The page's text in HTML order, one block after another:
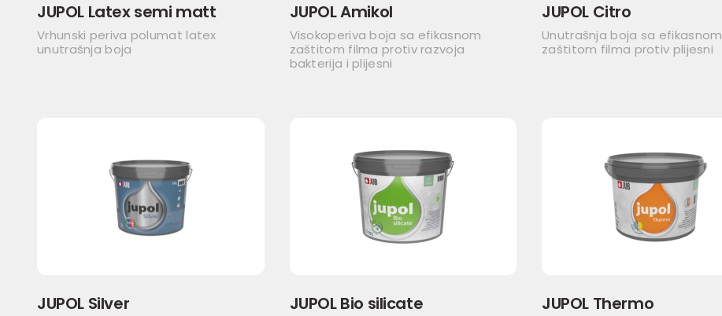
JUPOL Latex semi matt
Vrhunski periva polumat latex
unutrašnja boja
JUPOL Amikol
Visokoperiva boja sa efikasnom
zaštitom filma protiv razvoja
bakterija i plijesni
JUPOL Citro
Unutrašnja boja sa efikasnom
zaštitom filma protiv plijesni
JUPOL Silver JUPOL Bio silicate JUPOL Thermo